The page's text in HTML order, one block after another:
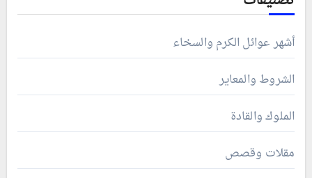
أشهر عوائل الكرم والسخاء
الشروط والمعاير
الملوك والقادة
مقلات وقصص